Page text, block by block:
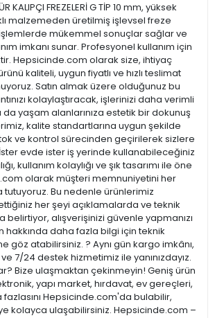
KALIPÇI FREZELERİ G TİP 10 mm, yüksek
malzemeden üretilmiş işlevsel freze
işlemlerde mükemmel sonuçlar sağlar ve
imkanı sunar. Profesyonel kullanım için
Hepsicinde.com olarak size, ihtiyaç
kaliteli, uygun fiyatlı ve hızlı teslimat
Satın almak üzere olduğunuz bu
kolaylaştıracak, işlerinizi daha verimli
yaşam alanlarınıza estetik bir dokunuş
kalite standartlarına uygun şekilde
ve kontrol sürecinden geçirilerek sizlere
İster evde ister iş yerinde kullanabileceğiniz
kullanım kolaylığı ve şık tasarımı ile öne
olarak müşteri memnuniyetini her
Bu nedenle ürünlerimiz
her şeyi açıklamalarda ve teknik
belirtiyor, alışverişinizi güvenle yapmanızı
hakkında daha fazla bilgi için teknik
göz atabilirsiniz. ? Aynı gün kargo imkânı,
7/24 destek hizmetimiz ile yanınızdayız.
Bize ulaşmaktan çekinmeyin! Geniş ürün
yapı market, hırdavat, ev gereçleri,
Hepsicinde.com'da bulabilir,
kolayca ulaşabilirsiniz. Hepsicinde.com –